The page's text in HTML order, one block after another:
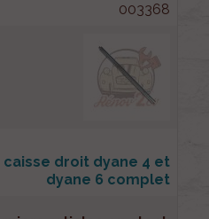
003368
caisse droit dyane 4 et
dyane 6 complet